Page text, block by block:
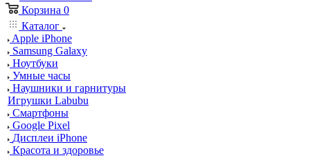
Корзина 0
Каталог
Apple iPhone
Samsung Galaxy
Ноутбуки
Умные часы
Наушники и гарнитуры
Игрушки Labubu
Смартфоны
Google Pixel
Дисплеи iPhone
Красота и здоровье